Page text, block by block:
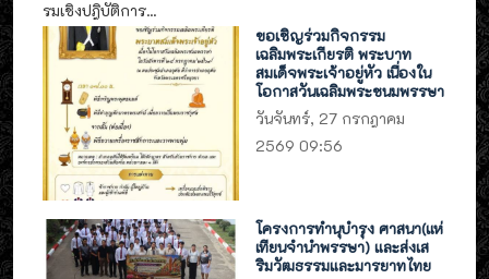
รมเชิงปฎิบัติการ...
ขอเชิญร่วมกิจกรรม
เฉลิมพระเกียรติ พระบาท
สมเด็จพระเจ้าอยู่หัว เนื่องใน
โอกาสวันเฉลิมพระชนมพรรษา
วันจันทร์, 27 กรกฎาคม
2569 09:56
โครงการทำนุบำรุง ศาสนา(แห่
เทียนจำนำพรรษา) และส่งเส
ริมวัฒธรรมและมารยาทไทย